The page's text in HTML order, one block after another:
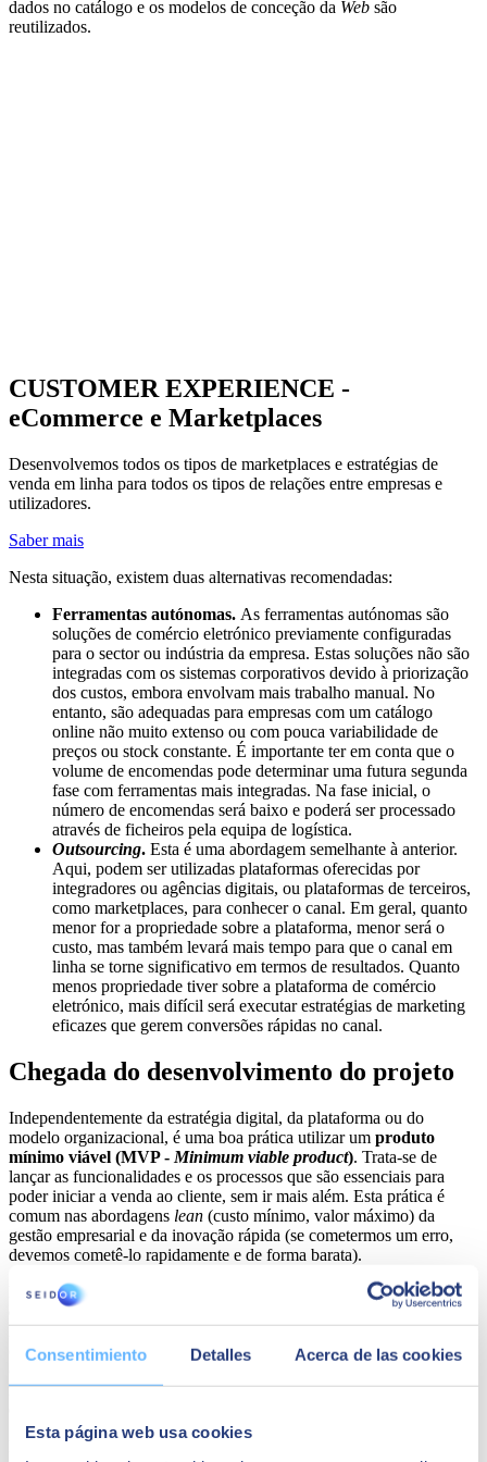
Consentimiento Detalles Acerca de las cookies
Esta página web usa cookies
dados no catálogo e os modelos de conceção da Web são
reutilizados.
CUSTOMER EXPERIENCE -
eCommerce e Marketplaces
Desenvolvemos todos os tipos de marketplaces e estratégias de
venda em linha para todos os tipos de relações entre empresas e
utilizadores.
Saber mais
Nesta situação, existem duas alternativas recomendadas:
Ferramentas autónomas. As ferramentas autónomas são
soluções de comércio eletrónico previamente configuradas
para o sector ou indústria da empresa. Estas soluções não são
integradas com os sistemas corporativos devido à priorização
dos custos, embora envolvam mais trabalho manual. No
entanto, são adequadas para empresas com um catálogo
online não muito extenso ou com pouca variabilidade de
preços ou stock constante. É importante ter em conta que o
volume de encomendas pode determinar uma futura segunda
fase com ferramentas mais integradas. Na fase inicial, o
número de encomendas será baixo e poderá ser processado
através de ficheiros pela equipa de logística.
Outsourcing. Esta é uma abordagem semelhante à anterior.
Aqui, podem ser utilizadas plataformas oferecidas por
integradores ou agências digitais, ou plataformas de terceiros,
como marketplaces, para conhecer o canal. Em geral, quanto
menor for a propriedade sobre a plataforma, menor será o
custo, mas também levará mais tempo para que o canal em
linha se torne significativo em termos de resultados. Quanto
menos propriedade tiver sobre a plataforma de comércio
eletrónico, mais difícil será executar estratégias de marketing
eficazes que gerem conversões rápidas no canal.
Chegada do desenvolvimento do projeto
Independentemente da estratégia digital, da plataforma ou do
modelo organizacional, é uma boa prática utilizar um produto
mínimo viável (MVP - Minimum viable product). Trata-se de
lançar as funcionalidades e os processos que são essenciais para
poder iniciar a venda ao cliente, sem ir mais além. Esta prática é
comum nas abordagens lean (custo mínimo, valor máximo) da
gestão empresarial e da inovação rápida (se cometermos um erro,
devemos cometê-lo rapidamente e de forma barata).
Mesmo em projetos de longo prazo, é útil
lançar o produto mais
, geralmente três a seis meses após o início. Algumas empresas
hesitam em fazê-lo porque querem a solução mais completa para os
clientes, mas isso atrasa muitas vezes a verdadeira apreciação dos
raramente satisfazem as expetativas dos clientes devido à constante
No que diz respeito ao desenvolvimento de projetos, planear com